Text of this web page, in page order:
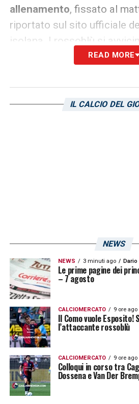
allenamento, fissato al
riportato sul sito ufficiale
isolana. I rossoblù si
sfida contro il Pisa. Il
un’importanza cruciale in
READ MORE
IL CALCIO DEL
NEWS
NEWS 3 minuti ago Dario
Le prime pagine dei
– 7 agosto
CALCIOMERCATO 9 ore ago
Il Como vuole Esposito!
l’attaccante rossoblù
CALCIOMERCATO 9 ore ago
Colloqui in corso tra
Dossena e Van Der